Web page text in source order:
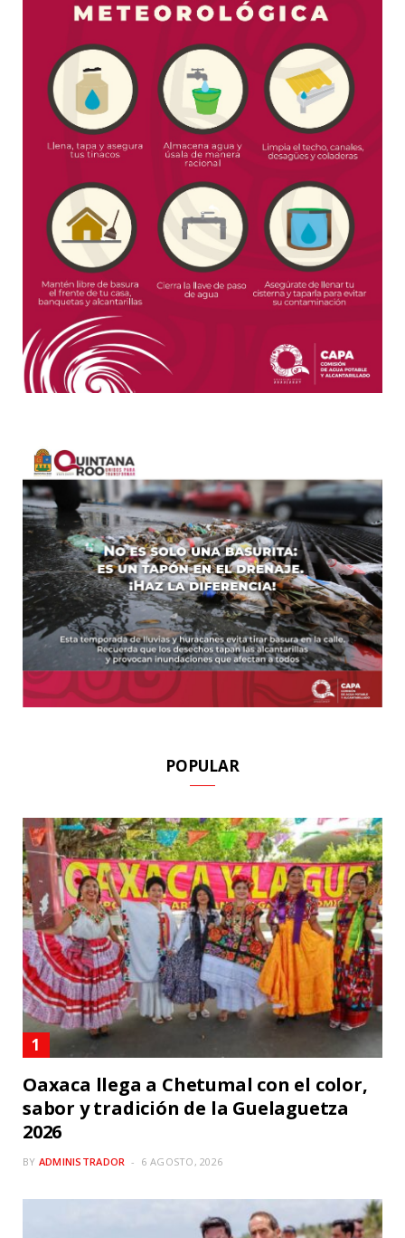
POPULAR
Oaxaca llega a Chetumal con el color,
sabor y tradición de la Guelaguetza
2026
BY ADMINISTRADOR 6 AGOSTO, 2026